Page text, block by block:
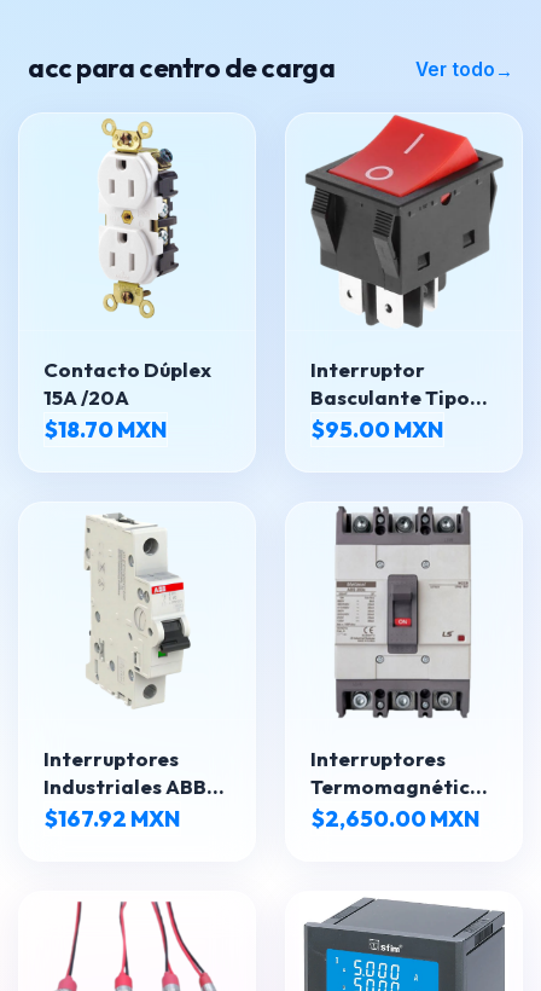
acc para centro de carga Ver todo
Contacto Dúplex
15A /20A
$18.70 MXN
Interruptor
Basculante Tipo
Barco 30A 4 Pines
Roja (IP65)
$95.00 MXN
Interruptores
Industriales ABB
20A | Alta
$167.92 MXN
Interruptores
Termomagnéticos
125A y 200A 3P LS
$2,650.00 MXN